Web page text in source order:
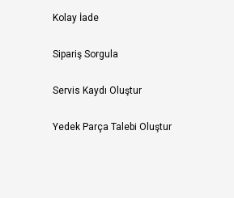
Kolay İade
Sipariş Sorgula
Servis Kaydı Oluştur
Yedek Parça Talebi Oluştur